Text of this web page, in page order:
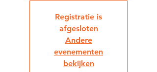
Registratie is
afgesloten
Andere
evenementen
bekijken